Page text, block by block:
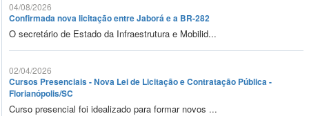
04/08/2026
Confirmada nova licitação entre Jaborá e a BR-282
O secretário de Estado da Infraestrutura e Mobilid...
02/04/2026
Cursos Presenciais - Nova Lei de Licitação e Contratação Pública -
Florianópolis/SC
Curso presencial foi idealizado para formar novos ...